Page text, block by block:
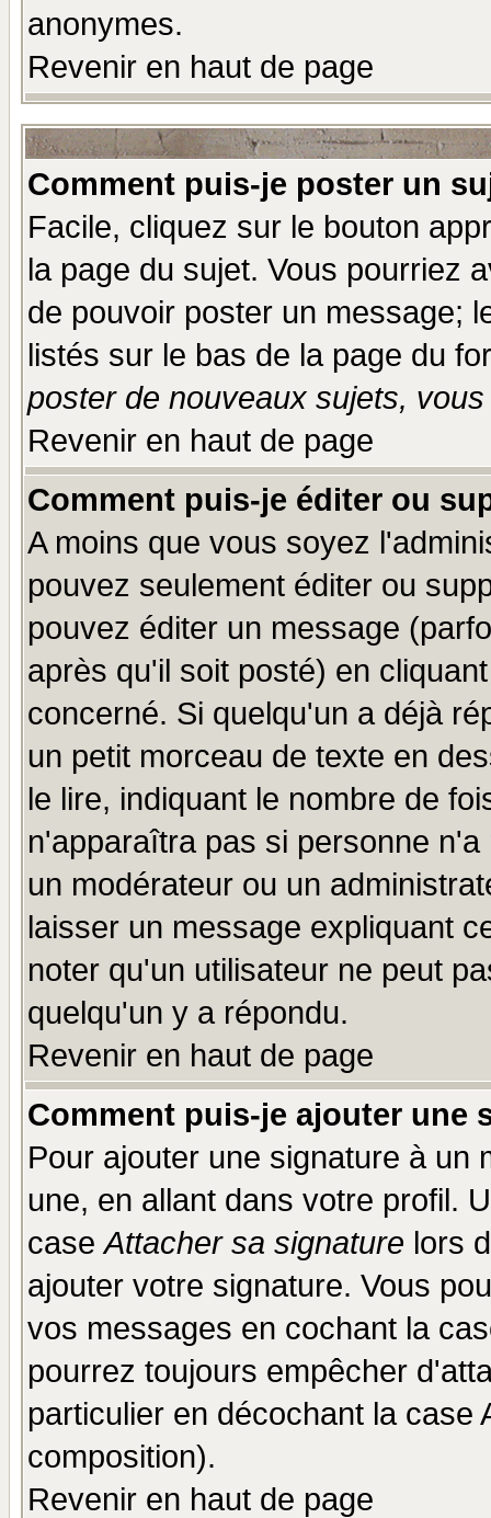
anonymes.
Revenir en haut de page
Comment puis-je poster un
Facile, cliquez sur le bouton
la page du sujet. Vous pourriez
de pouvoir poster un message;
listés sur le bas de la page du
poster de nouveaux sujets,
Revenir en haut de page
Comment puis-je éditer ou
A moins que vous soyez
pouvez seulement éditer ou
pouvez éditer un message
après qu'il soit posté) en
concerné. Si quelqu'un a déjà
un petit morceau de texte en
le lire, indiquant le nombre de
n'apparaîtra pas si personne
un modérateur ou un
laisser un message expliquant
noter qu'un utilisateur ne peut
quelqu'un y a répondu.
Revenir en haut de page
Comment puis-je ajouter une
Pour ajouter une signature à un
une, en allant dans votre profil.
caseAttacher sa signature lors
ajouter votre signature. Vous
vos messages en cochant la
pourrez toujours empêcher
particulier en décochant la
composition).
Revenir en haut de page